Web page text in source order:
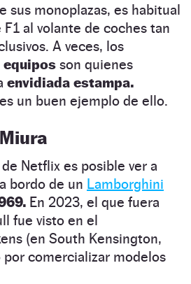
sus monoplazas, es habitual
al volante de coches tan
A veces, los
son quienes
envidiada estampa.
un buen ejemplo de ello.
Netflix es posible ver a
a bordo de un Lamborghini
En 2023, el que fuera
fue visto en el
(en South Kensington,
comercializar modelos